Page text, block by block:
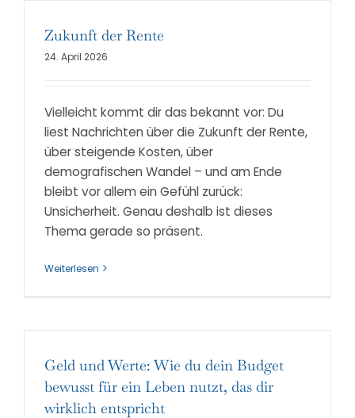
Zukunft der Rente
24. April 2026
Vielleicht kommt dir das bekannt vor: Du
liest Nachrichten über die Zukunft der Rente,
über steigende Kosten, über
demografischen Wandel – und am Ende
bleibt vor allem ein Gefühl zurück:
Unsicherheit. Genau deshalb ist dieses
Thema gerade so präsent.
Weiterlesen
Geld und Werte: Wie du dein Budget
bewusst für ein Leben nutzt, das dir
wirklich entspricht